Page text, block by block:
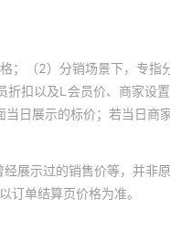
；（2）分销场景下，专
扣以及L会员价、商家设
日展示的标价；若当日商
展示过的销售价等，并非原
单结算页价格为准。